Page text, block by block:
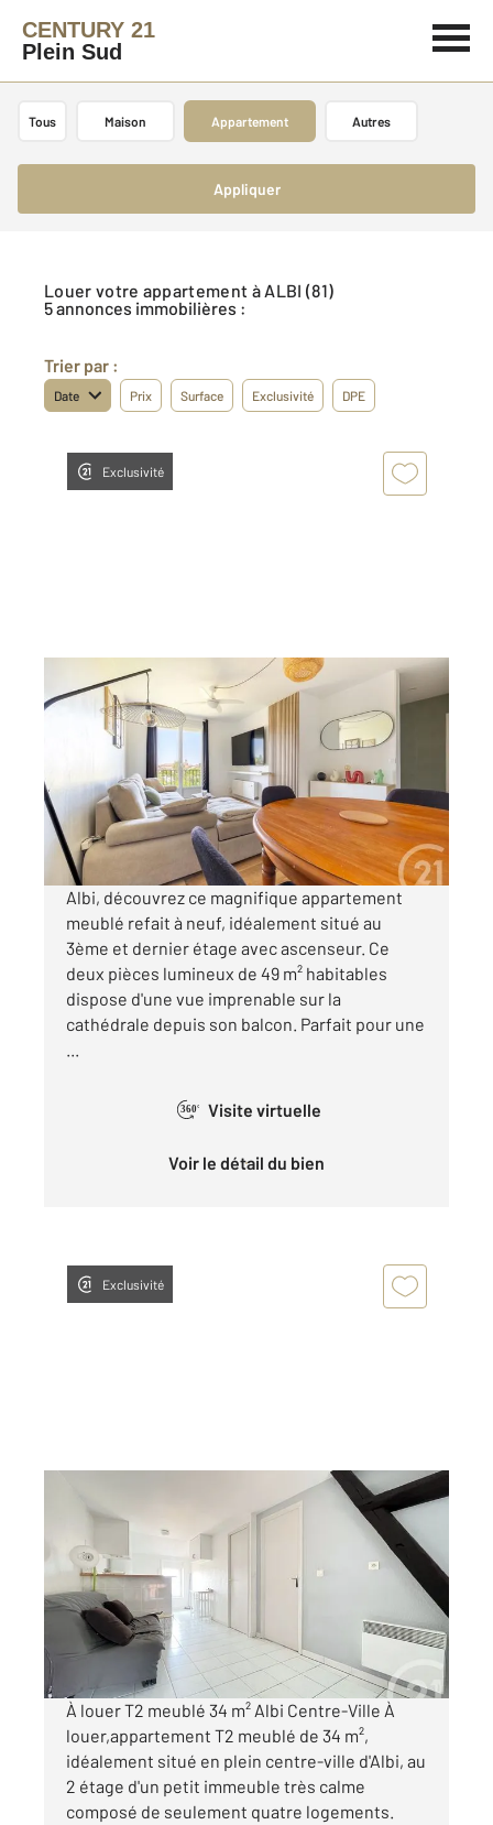
CENTURY 21
Plein Sud
Tous Maison Appartement Autres
Appliquer
Louer votre appartement à ALBI (81)
5 annonces immobilières :
Trier par :
Date Prix Surface Exclusivité DPE
Exclusivité
ALBI 81
49,04 m2, 2 pièces
Ref : 2318
Appartement T2 à louer
670 €
par mois charges comprises
Albi, découvrez ce magnifique appartement
meublé refait à neuf, idéalement situé au
3ème et dernier étage avec ascenseur. Ce
deux pièces lumineux de 49 m² habitables
dispose d'une vue imprenable sur la
cathédrale depuis son balcon. Parfait pour une
...
360° Visite virtuelle
Voir le détail du bien
Exclusivité
34,51 m2
Ref : 2226
Appartement T2 à louer
460 €
par mois charges comprises
À louer T2 meublé 34 m² Albi Centre-Ville À
louer,appartement T2 meublé de 34 m²,
idéalement situé en plein centre-ville d'Albi, au
2 étage d'un petit immeuble très calme
composé de seulement quatre logements.